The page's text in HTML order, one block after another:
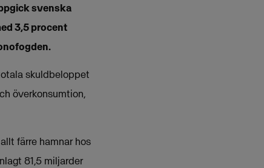
svenska
3,5 procent
skuldbeloppet
överkonsumtion,
färre hamnar hos
81,5 miljarder